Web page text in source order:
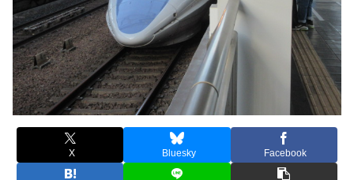
X Bluesky Facebook